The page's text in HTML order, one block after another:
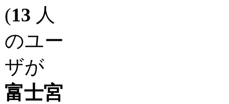
(13 人
のユー
ザが
富士宮